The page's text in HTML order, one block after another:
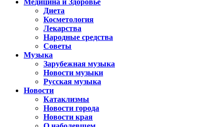
Медицина и Здоровье
Диета
Косметология
Лекарства
Народные средства
Советы
Музыка
Зарубежная музыка
Новости музыки
Русская музыка
Новости
Катаклизмы
Новости города
Новости края